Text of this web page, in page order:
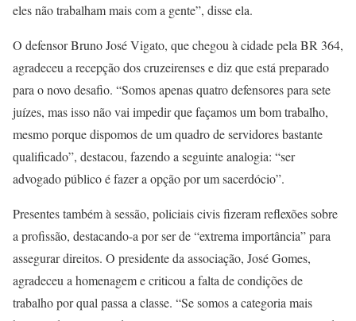
eles não trabalham mais com a gente”, disse ela.
O defensor Bruno José Vigato, que chegou à cidade pela BR 364,
agradeceu a recepção dos cruzeirenses e diz que está preparado
para o novo desafio. “Somos apenas quatro defensores para sete
juízes, mas isso não vai impedir que façamos um bom trabalho,
mesmo porque dispomos de um quadro de servidores bastante
qualificado”, destacou, fazendo a seguinte analogia: “ser
advogado público é fazer a opção por um sacerdócio”.
Presentes também à sessão, policiais civis fizeram reflexões sobre
a profissão, destacando-a por ser de “extrema importância” para
assegurar direitos. O presidente da associação, José Gomes,
agradeceu a homenagem e criticou a falta de condições de
trabalho por qual passa a classe. “Se somos a categoria mais